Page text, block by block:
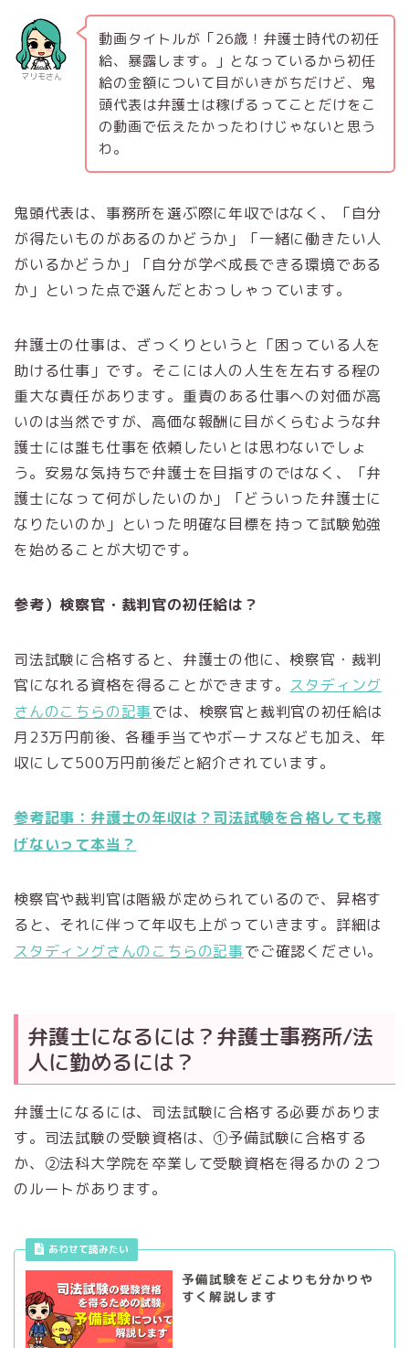
マリモさん
動画タイトルが「26歳！弁護士時代の初任
給、暴露します。」となっているから初任
給の金額について目がいきがちだけど、鬼
頭代表は弁護士は稼げるってことだけをこ
の動画で伝えたかったわけじゃないと思う
わ。
鬼頭代表は、事務所を選ぶ際に年収ではなく、「自分
が得たいものがあるのかどうか」「一緒に働きたい人
がいるかどうか」「自分が学べ成長できる環境である
か」といった点で選んだとおっしゃっています。
弁護士の仕事は、ざっくりというと「困っている人を
助ける仕事」です。そこには人の人生を左右する程の
重大な責任があります。重責のある仕事への対価が高
いのは当然ですが、高価な報酬に目がくらむような弁
護士には誰も仕事を依頼したいとは思わないでしょ
う。安易な気持ちで弁護士を目指すのではなく、「弁
護士になって何がしたいのか」「どういった弁護士に
なりたいのか」といった明確な目標を持って試験勉強
を始めることが大切です。
参考）検察官・裁判官の初任給は？
司法試験に合格すると、弁護士の他に、検察官・裁判
官になれる資格を得ることができます。 スタディング
さんのこちらの記事では、検察官と裁判官の初任給は
月23万円前後、各種手当てやボーナスなども加え、年
収にして500万円前後だと紹介されています。
参考記事：弁護士の年収は？司法試験を合格しても稼
げないって本当？
検察官や裁判官は階級が定められているので、昇格す
ると、それに伴って年収も上がっていきます。詳細は
スタディングさんのこちらの記事でご確認ください。
弁護士になるには？弁護士事務所/法
人に勤めるには？
弁護士になるには、司法試験に合格する必要がありま
す。司法試験の受験資格は、①予備試験に合格する
か、②法科大学院を卒業して受験資格を得るかの２つ
のルートがあります。
あわせて読みたい
予備試験をどこよりも分かりや
すく解説します